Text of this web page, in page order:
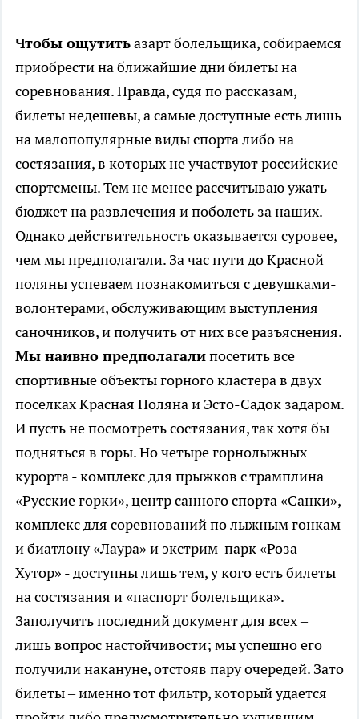
Чтобы ощутитьазарт болельщика, собираемся
приобрести на ближайшие дни билеты на
соревнования. Правда, судя по рассказам,
билеты недешевы, а самые доступные есть лишь
на малопопулярные виды спорта либо на
состязания, в которых не участвуют российские
спортсмены. Тем не менее рассчитываю ужать
бюджет на развлечения и поболеть за наших.
Однако действительность оказывается суровее,
чем мы предполагали. За час пути до Красной
поляны успеваем познакомиться с девушками-
волонтерами, обслуживающим выступления
саночников, и получить от них все разъяснения.
Мы наивно предполагалипосетить все
спортивные объекты горного кластера в двух
поселках Красная Поляна и Эсто-Садок задаром.
И пусть не посмотреть состязания, так хотя бы
подняться в горы. Но четыре горнолыжных
курорта - комплекс для прыжков с трамплина
«Русские горки», центр санного спорта «Санки»,
комплекс для соревнований по лыжным гонкам
и биатлону «Лаура» и экстрим-парк «Роза
Хутор» - доступны лишь тем, у кого есть билеты
на состязания и «паспорт болельщика».
Заполучить последний документ для всех –
лишь вопрос настойчивости; мы успешно его
получили накануне, отстояв пару очередей. Зато
билеты – именно тот фильтр, который удается